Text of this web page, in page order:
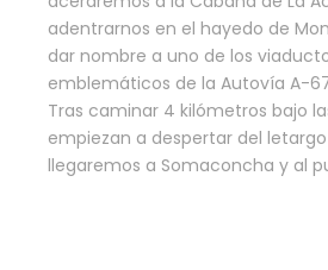
adentrarnos en el hayedo de
dar nombre a uno de los
emblemáticos de la Autovía A-
Tras caminar 4 kilómetros bajo
empiezan a despertar del
llegaremos a Somaconcha y al